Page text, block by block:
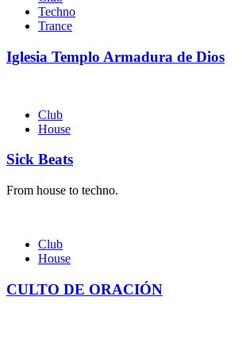
Techno
Trance
Iglesia Templo Armadura de Dios
Club
House
Sick Beats
From house to techno.
Club
House
CULTO DE ORACIÓN